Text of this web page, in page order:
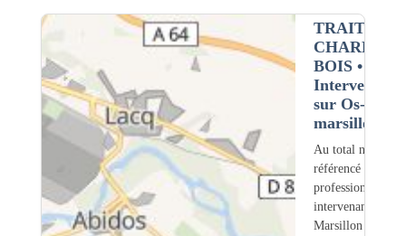
BOIS•
Intervention
sur Os-
marsillon
Au total nous
référencé
professionnels
intervenant sur
Marsillon (64)